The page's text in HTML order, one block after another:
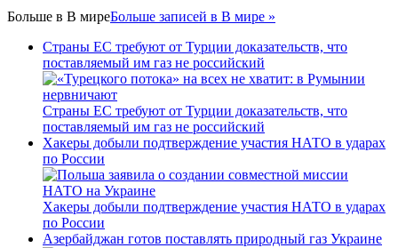
Больше в В миреБольше записей в В мире »
Страны ЕС требуют от Турции доказательств, что
поставляемый им газ не российский
Страны ЕС требуют от Турции доказательств, что
поставляемый им газ не российский
Хакеры добыли подтверждение участия НАТО в ударах
по России
Хакеры добыли подтверждение участия НАТО в ударах
по России
Азербайджан готов поставлять природный газ Украине